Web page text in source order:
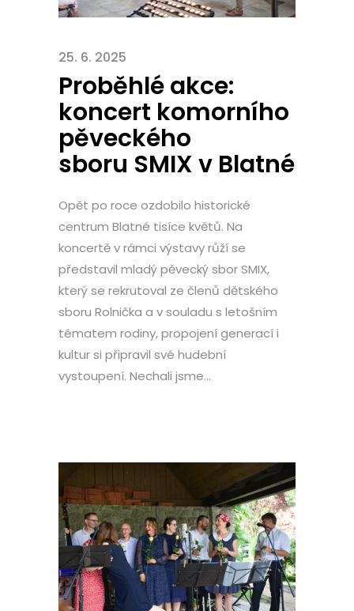
25. 6. 2025
Proběhlé akce:
koncert komorního
pěveckého
sboru SMIX v Blatné
Opět po roce ozdobilo historické
centrum Blatné tisíce květů. Na
koncertě v rámci výstavy růží se
představil mladý pěvecký sbor SMIX,
který se rekrutoval ze členů dětského
sboru Rolnička a v souladu s letošním
tématem rodiny, propojení generací i
kultur si připravil své hudební
vystoupení. Nechali jsme...